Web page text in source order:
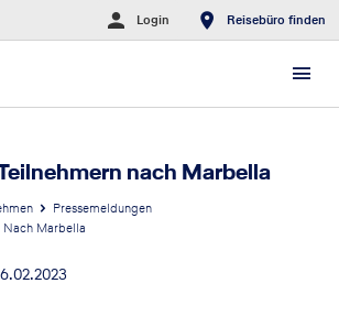
Login Reisebüro finden
nach Marbella
Pressemeldungen
Nach Marbella